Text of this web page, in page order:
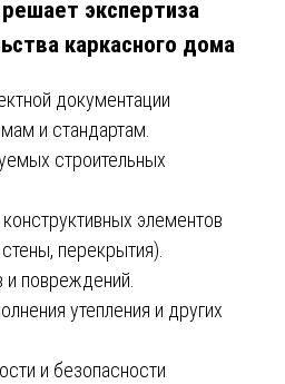
экспертиза
каркасного дома
документации
и стандартам.
строительных
элементов
перекрытия).
и повреждений.
утепления и других
и безопасности